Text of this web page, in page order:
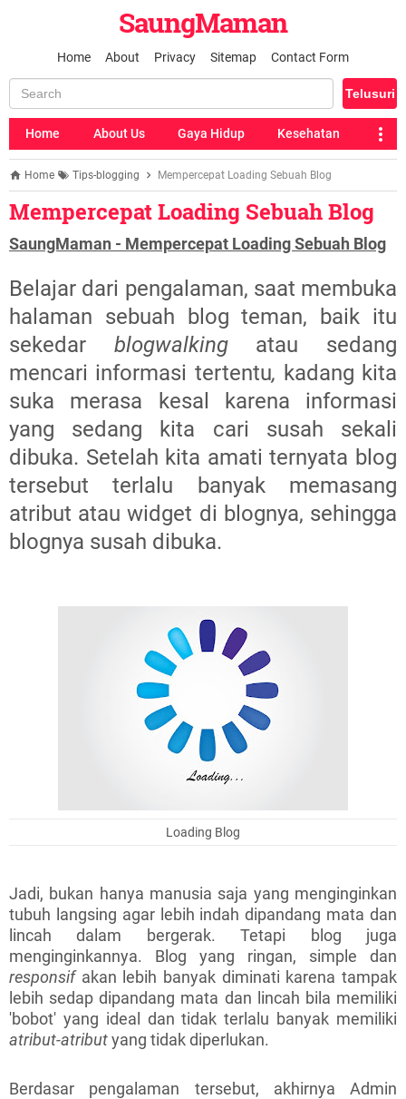
SaungMaman
Home About Privacy Sitemap Contact Form
Home About Us Gaya Hidup Kesehatan
Home Tips-blogging Mempercepat Loading Sebuah Blog
Mempercepat Loading Sebuah Blog
SaungMaman - Mempercepat Loading Sebuah Blog
Belajar dari pengalaman, saat membuka
halaman sebuah blog teman, baik itu
sekedar blogwalking atau sedang
mencari informasi tertentu, kadang kita
suka merasa kesal karena informasi
yang sedang kita cari susah sekali
dibuka. Setelah kita amati ternyata blog
tersebut terlalu banyak memasang
atribut atau widget di blognya, sehingga
blognya susah dibuka.
Loading Blog
Jadi, bukan hanya manusia saja yang menginginkan
tubuh langsing agar lebih indah dipandang mata dan
lincah dalam bergerak. Tetapi blog juga
menginginkannya. Blog yang ringan, simple dan
responsifakan lebih banyak diminati karena tampak
lebih sedap dipandang mata dan lincah bila memiliki
'bobot' yang ideal dan tidak terlalu banyak memiliki
atribut-atributyang tidak diperlukan.
Berdasar pengalaman tersebut, akhirnya Admin